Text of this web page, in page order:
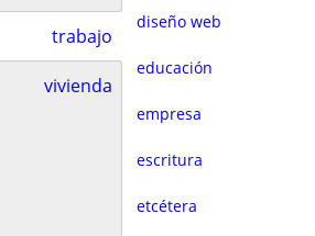
trabajo
vivienda
diseño web
educación
empresa
escritura
etcétera